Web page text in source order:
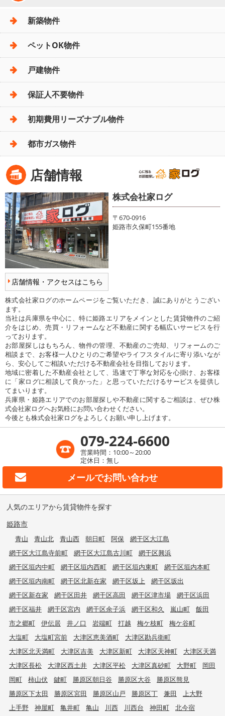
新築物件
ペットOK物件
戸建物件
保証人不要物件
初期費用リーズナブル物件
都市ガス物件
店舗情報
店舗情報・アクセスはこちら
株式会社家ログ
〒670-0916
姫路市久保町155番地
株式会社家ログのホームページをご覧いただき、誠にありがとうござい
ます。
当社は兵庫県を中心に、特に姫路エリアをメインとした賃貸物件のご紹
介をはじめ、売買・リフォームなど不動産に関する幅広いサービスを行
っております。
お部屋探しはもちろん、物件の管理、不動産のご売却、リフォームのご
相談まで、お客様一人ひとりのご希望やライフスタイルに寄り添いなが
ら、安心してご相談いただける不動産会社を目指しております。
地域に密着した不動産会社として、迅速で丁寧な対応を心掛け、お客様
に「家ログに相談して良かった」と思っていただけるサービスを提供し
てまいります。
兵庫県・姫路エリアでのお部屋探しや不動産に関するご相談は、ぜひ株
式会社家ログへお気軽にお問い合わせください。
今後とも株式会社家ログをよろしくお願い申し上げます。
079-224-6600
営業時間：10:00～20:00
定休日：無し
メールでお問い合わせ
人気のエリアから賃貸物件を探す
姫路市
青山 青山北 青山西 朝日町 阿保
網干区大江島
網干区大江島寺前町
網干区大江島古川町
網干区興浜
網干区垣内中町
網干区垣内西町 網干区垣内東町
網干区垣内本町
網干区垣内南町
網干区北新在家 網干区坂上
網干区坂出
網干区新在家
網干区田井 網干区高田 網干区津市場
網干区浜田
網干区福井
網干区宮内 網干区余子浜 網干区和久 嵐山町
飯田
市之郷町
伊伝居 井ノ口 岩端町 打越 梅ケ枝町
梅ケ谷町
大塩町
大塩町宮前 大津区恵美酒町
大津区勘兵衛町
大津区北天満町
大津区吉美 大津区新町 大津区天神町
大津区天満
大津区長松
大津区西土井 大津区平松 大津区真砂町 大野町
岡田
岡町
柿山伏 鍵町 勝原区朝日谷 勝原区大谷
勝原区熊見
勝原区下太田
勝原区宮田 勝原区山戸 勝原区丁 兼田
上大野
上手野
神屋町 亀井町 亀山 川西 川西台 神田町
北今宿